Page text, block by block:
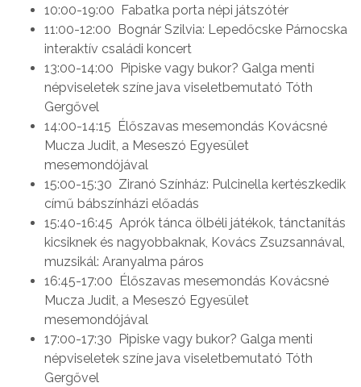
10:00-19:00 Fabatka porta népi játszótér
11:00-12:00 Bognár Szilvia: Lepedőcske Párnocska
interaktív családi koncert
13:00-14:00 Pipiske vagy bukor? Galga menti
népviseletek színe java viseletbemutató Tóth
Gergővel
14:00-14:15 Élőszavas mesemondás Kovácsné
Mucza Judit, a Meseszó Egyesület
mesemondójával
15:00-15:30 Ziranó Színház: Pulcinella kertészkedik
című bábszínházi előadás
15:40-16:45 Aprók tánca ölbéli játékok, tánctanítás
kicsiknek és nagyobbaknak, Kovács Zsuzsannával,
muzsikál: Aranyalma páros
16:45-17:00 Élőszavas mesemondás Kovácsné
Mucza Judit, a Meseszó Egyesület
mesemondójával
17:00-17:30 Pipiske vagy bukor? Galga menti
népviseletek színe java viseletbemutató Tóth
Gergővel